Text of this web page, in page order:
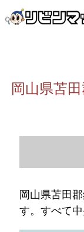
岡山県苫
岡山県苫田
す。すべて